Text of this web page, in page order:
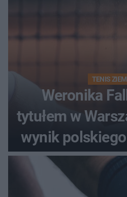
TENIS
Weronika
tytułem w
wynik